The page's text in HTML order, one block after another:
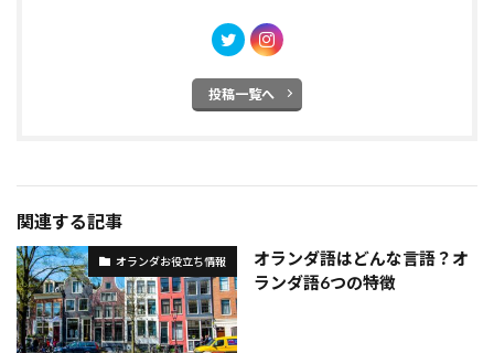
投稿一覧へ
関連する記事
オランダお役立ち情報
オランダ語はどんな言語？オ
ランダ語6つの特徴